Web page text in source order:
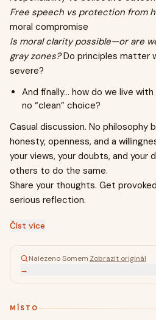
Free speech vs protection from
moral compromise
Is moral clarity possible—or are
gray zones?Do principles matter
severe?
And finally… how do we live
no “clean” choice?
Casual discussion. No philosophy
honesty, openness, and a
your views, your doubts, and
others to do the same.
Share your thoughts. Get
serious reflection.
Číst více
Nalezeno Somem Zobrazit originál
→
MÍSTO